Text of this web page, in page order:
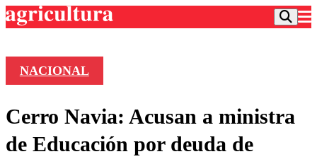
Frecuencias
Agricultura TV
Deportes
NACIONAL
Cerro Navia: Acusan a ministra
de Educación por deuda de